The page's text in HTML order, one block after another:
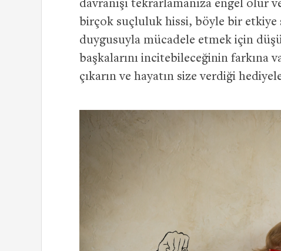
davranışı tekrarlamanıza engel olur
birçok suçluluk hissi, böyle bir
duygusuyla mücadele etmek için
başkalarını incitebileceğinin farkına
çıkarın ve hayatın size verdiği